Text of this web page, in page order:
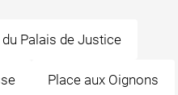
du Palais de Justice
Place aux Oignons